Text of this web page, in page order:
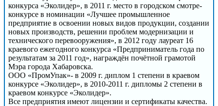
конкурса «Эколидер», в 2011 г. место в городском смотре-
конкурсе в номинации «Лучшее промышленное
предприятие в освоении новых видов продукции, создании
новых производств, решении проблем модернизации и
технического перевооружения», в 2012 году лауреат 16
краевого ежегодного конкурса «Предприниматель года по
результатам за 2011 год», награждён почётной грамотой
Мэра города Хабаровска.
ООО «ПромУпак»- в 2009 г. диплом 1 степени в краевом
конкурсе «Эколидер», в 2010-2011 г. дипломы 2 степени в
краевом конкурсе «Эколидер».
Все предприятия имеют лицензии и сертификаты качества.